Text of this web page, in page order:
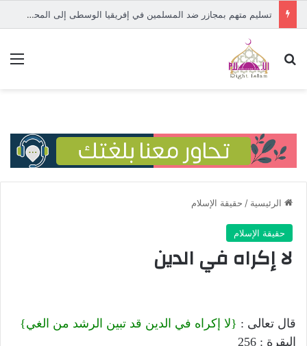
تسليم متهم بمجازر ضد المسلمين في إفريقيا الوسطى إلى المحكمة الدولية
بحث عن
الرئيسية / حقيقة الإسلام
حقيقة الإسلام
لا إكراه في الدين
قال تعالى : {لا إكراه في الدين قد تبين الرشد من الغي}
البقرة : 256